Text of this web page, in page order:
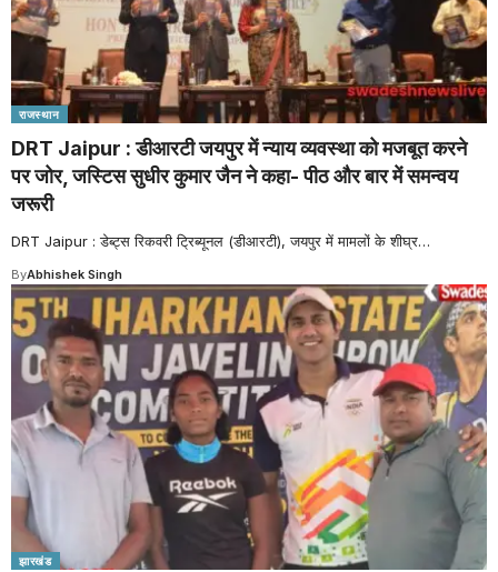
राजस्थान
DRT Jaipur : डीआरटी जयपुर में न्याय व्यवस्था को मजबूत करने
पर जोर, जस्टिस सुधीर कुमार जैन ने कहा- पीठ और बार में समन्वय
जरूरी
DRT Jaipur : डेब्ट्स रिकवरी ट्रिब्यूनल (डीआरटी), जयपुर में मामलों के शीघ्र…
ByAbhishek Singh
झारखंड